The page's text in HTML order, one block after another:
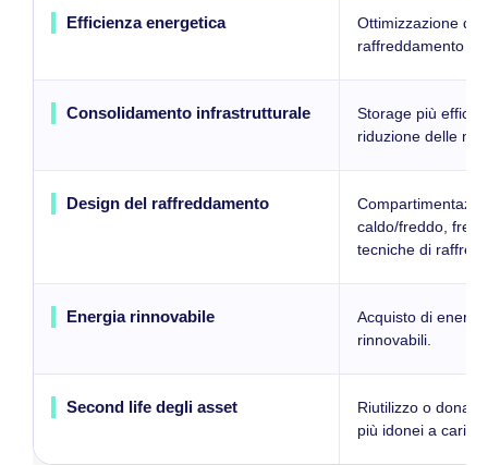
Efficienza energetica
Ottimizzazione di
raffreddamento e
Consolidamento infrastrutturale
Storage più
riduzione delle
Design del raffreddamento
caldo/freddo, free
tecniche di
Energia rinnovabile
Acquisto di
rinnovabili.
Second life degli asset
Riutilizzo o
più idonei a